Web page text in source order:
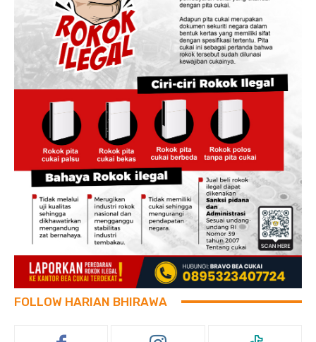
FOLLOW HARIAN BHIRAWA